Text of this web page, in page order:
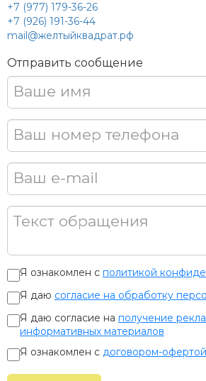
+7 (977) 179-36-26
+7 (926) 191-36-44
mail@желтыйквадрат.рф
Отправить сообщение
Ваше имя
Ваш номер телефона
Ваш e-mail
Текст обращения
Я ознакомлен с политикой
Я даю согласие на обработку
Я даю согласие на получение
информативных материалов
Я ознакомлен с договором-офертой